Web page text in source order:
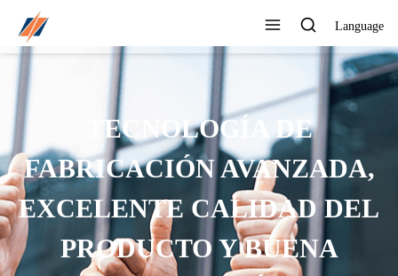
Language
TECNOLOGÍA DE
FABRICACIÓN AVANZADA,
EXCELENTE CALIDAD DEL
PRODUCTO Y BUENA